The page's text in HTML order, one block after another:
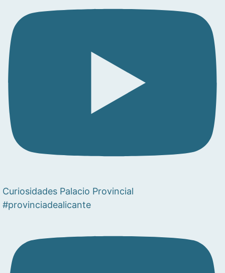
Curiosidades Palacio Provincial
#provinciadealicante